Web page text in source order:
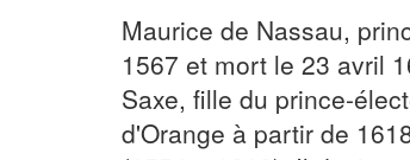
Maurice de Nassau,
1567 et mort le 23 avril
Saxe, fille du prince-
d'Orange à partir de